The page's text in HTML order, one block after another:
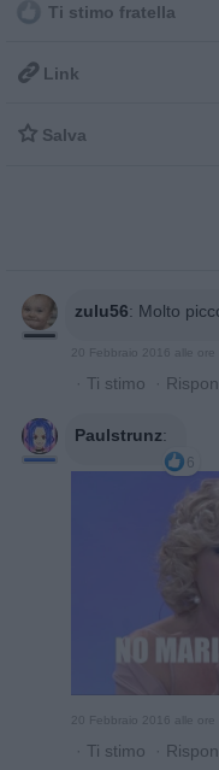
Ti stimo fratella
 Link
 Salva
zulu56: Molto
20 Febbraio 2016 alle ore
· Ti stimo ·
Paulstrunz:
6
20 Febbraio 2016 alle ore
· Ti stimo ·